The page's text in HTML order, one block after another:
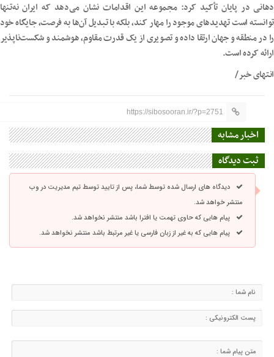
دهانی در پایان تأکید کرد: مجموعه این اقدامات نشان می‌دهد که ایران نه‌تنها
توانسته است تهدیدهای موجود را مهار کند، بلکه با تبدیل آن‌ها به فرصت، جایگاه خود
را در منطقه و جهان ارتقا داده و تصویری از یک قدرت مقاوم، هوشمند و شکست‌ناپذیر
ارائه کرده است.
انتهای خبر/
https://sibosooran.ir/?p=2751
اخبار مشابه
ثبت دیدگاه
دیدگاه های ارسال شده توسط شما، پس از تایید توسط تیم مدیریت در وب
منتشر خواهد شد.
پیام هایی که حاوی تهمت یا افترا باشد منتشر نخواهد شد.
پیام هایی که به غیر از زبان فارسی یا غیر مرتبط باشد منتشر نخواهد شد.